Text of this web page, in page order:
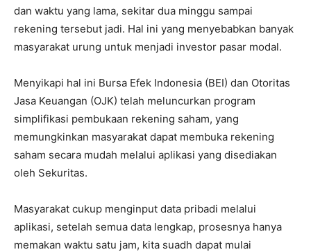
dan waktu yang lama, sekitar dua minggu sampai
rekening tersebut jadi. Hal ini yang menyebabkan banyak
masyarakat urung untuk menjadi investor pasar modal.
Menyikapi hal ini Bursa Efek Indonesia (BEI) dan Otoritas
Jasa Keuangan (OJK) telah meluncurkan program
simplifikasi pembukaan rekening saham, yang
memungkinkan masyarakat dapat membuka rekening
saham secara mudah melalui aplikasi yang disediakan
oleh Sekuritas.
Masyarakat cukup menginput data pribadi melalui
aplikasi, setelah semua data lengkap, prosesnya hanya
memakan waktu satu jam, kita suadh dapat mulai